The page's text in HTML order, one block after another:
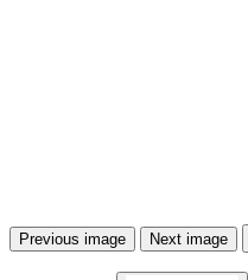
Previous image Next image